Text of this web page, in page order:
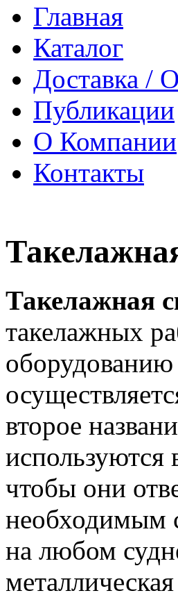
Главная
Каталог
Доставка /
Публикации
О Компании
Контакты
Такелажная
такелажных
второе
используются
чтобы они
необходимым
на любом